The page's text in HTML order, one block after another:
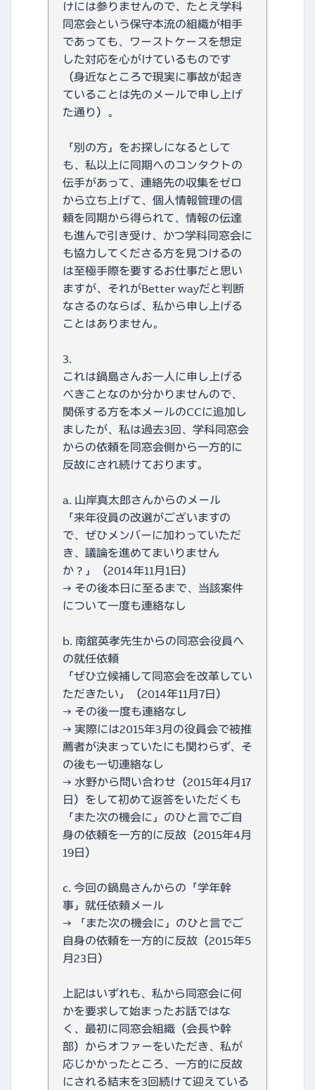
けには参りませんので、たとえ学科
同窓会という保守本流の組織が相手
であっても、ワーストケースを想定
した対応を心がけているものです
（身近なところで現実に事故が起き
ていることは先のメールで申し上げ
た通り）。
「別の方」をお探しになるとして
も、私以上に同期へのコンタクトの
伝手があって、連絡先の収集をゼロ
から立ち上げて、個人情報管理の信
頼を同期から得られて、情報の伝達
も進んで引き受け、かつ学科同窓会に
も協力してくださる方を見つけるの
は至極手際を要するお仕事だと思い
ますが、それがBetter wayだと判断
なさるのならば、私から申し上げる
ことはありません。
3.
これは鍋島さんお一人に申し上げる
べきことなのか分かりませんので、
関係する方を本メールのCCに追加し
ましたが、私は過去3回、学科同窓会
からの依頼を同窓会側から一方的に
反故にされ続けております。
a. 山岸真太郎さんからのメール
「来年役員の改選がございますの
で、ぜひメンバーに加わっていただ
き、議論を進めてまいりません
か？」（2014年11月1日）
→ その後本日に至るまで、当該案件
について一度も連絡なし
b. 南舘英孝先生からの同窓会役員へ
の就任依頼
「ぜひ立候補して同窓会を改革してい
ただきたい」（2014年11月7日）
→ その後一度も連絡なし
→ 実際には2015年3月の役員会で被推
薦者が決まっていたにも関わらず、そ
の後も一切連絡なし
→ 水野から問い合わせ（2015年4月17
日）をして初めて返答をいただくも
「また次の機会に」のひと言でご自
身の依頼を一方的に反故（2015年4月
19日）
c. 今回の鍋島さんからの「学年幹
事」就任依頼メール
→ 「また次の機会に」のひと言でご
自身の依頼を一方的に反故（2015年5
月23日）
上記はいずれも、私から同窓会に何
かを要求して始まったお話ではな
く、最初に同窓会組織（会長や幹
部）からオファーをいただき、私が
応じかかったところ、一方的に反故
にされる結末を3回続けて迎えている